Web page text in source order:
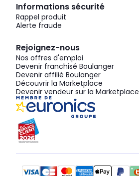
Informations sécurité
Rappel produit
Alerte fraude
Rejoignez-nous
Nos offres d'emploi
Devenir franchisé Boulanger
Devenir affilié Boulanger
Découvrir la Marketplace
Devenir vendeur sur la Marketplace